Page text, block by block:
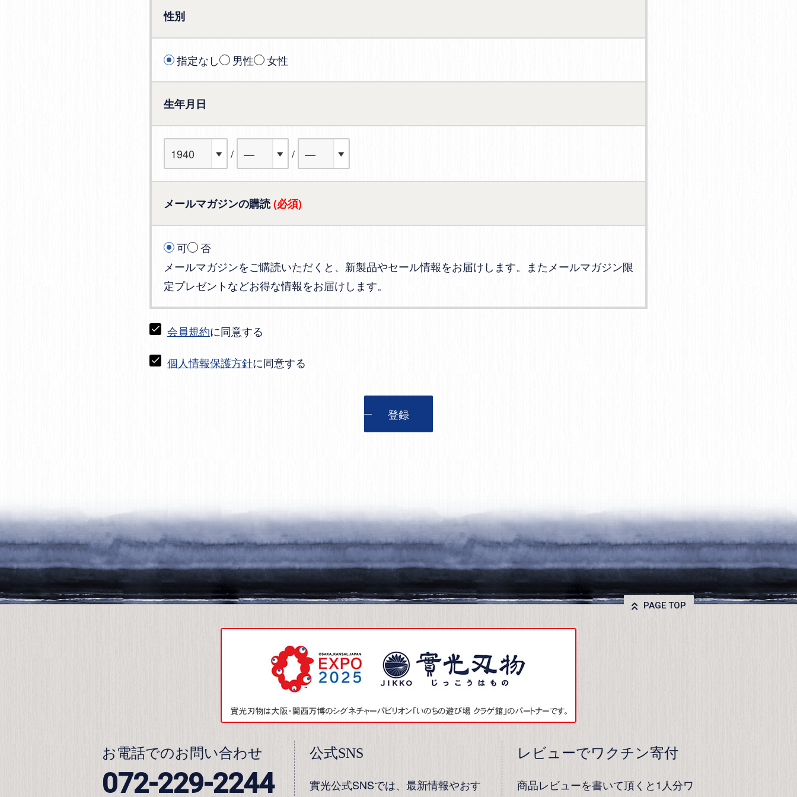
性別
指定なし 男性 女性
生年月日
メールマガジンの購読(必須)
可
否
メールマガジンをご購読いただくと、新製品やセール情報をお届けします。またメールマガジン限
定プレゼントなどお得な情報をお届けします。
会員規約に同意する
個人情報保護方針に同意する
登録
PAGE TOP
お電話でのお問い合わせ
072-229-2244
公式SNS
實光公式SNSでは、最新情報やおす
レビューでワクチン寄付
商品レビューを書いて頂くと1人分ワ